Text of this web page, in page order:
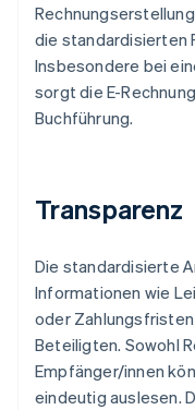
die standardisierten
Insbesondere bei
sorgt die E-
Buchführung.
Transparenz
Die standardisierte
Informationen wie
oder
Beteiligten. Sowohl
Empfänger/innen
eindeutig auslesen.